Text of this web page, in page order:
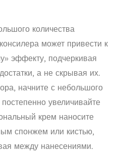
количества
может привести к
эффекту, подчеркивая
а не скрывая их.
начните с небольшого
увеличивайте
крем наносите
спонжем или кистью,
между нанесениями.